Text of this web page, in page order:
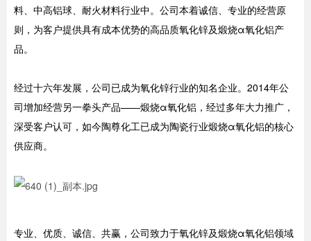
料、中高铝球、耐火材料行业中。公司本着诚信、专业的经营原
则，为客户提供具有成本优势的高品质氧化锌及煅烧α氧化铝产
品。
经过十六年发展，公司已成为氧化锌行业的知名企业。2014年公
司增加经营另一拳头产品——煅烧α氧化铝，经过多年大力推广，
深受客户认可，如今陶尊化工已成为陶瓷行业煅烧α氧化铝的核心
供应商。
专业、优质、诚信、共赢，公司致力于氧化锌及煅烧α氧化铝领域